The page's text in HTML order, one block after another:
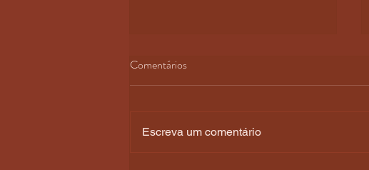
Comentários
Escreva um comentário